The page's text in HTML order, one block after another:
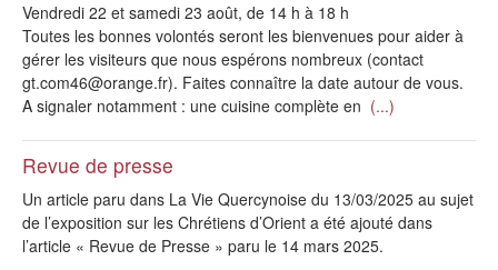
Vendredi 22 et samedi 23 août, de 14 h à 18 h
Toutes les bonnes volontés seront les bienvenues pour aider à
gérer les visiteurs que nous espérons nombreux (contact
gt.com46@orange.fr). Faites connaître la date autour de vous.
A signaler notamment : une cuisine complète en (...)
Revue de presse
Un article paru dans La Vie Quercynoise du 13/03/2025 au sujet
de l’exposition sur les Chrétiens d’Orient a été ajouté dans
l’article « Revue de Presse » paru le 14 mars 2025.